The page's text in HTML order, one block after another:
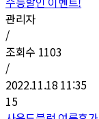
관리자
/
조회수 1103
/
2022.11.18 11:35
15